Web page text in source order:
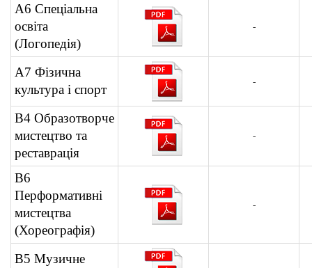
А6 Спеціальна
освіта
(Логопедія)
-
А7 Фізична
культура і спорт
-
В4 Образотворче
мистецтво та
реставрація
-
В6
Перформативні
мистецтва
(Хореографія)
-
В5 Музичне